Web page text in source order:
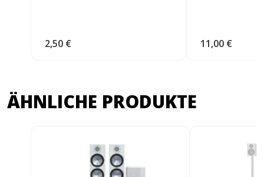
2,50 € 11,00 €
ÄHNLICHE PRODUKTE